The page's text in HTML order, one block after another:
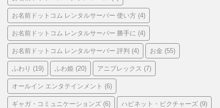
お名前ドットコム レンタルサーバー 使い方 (4)
お名前ドットコム レンタルサーバー 勝手に (4)
お名前ドットコム レンタルサーバー 評判 (4) お金 (55)
ふわり (19) ふわ姫 (20) アニプレックス (7)
オールイン エンタテインメント (6)
ギャガ・コミュニケーションズ (6) ハピネット・ピクチャーズ (9)